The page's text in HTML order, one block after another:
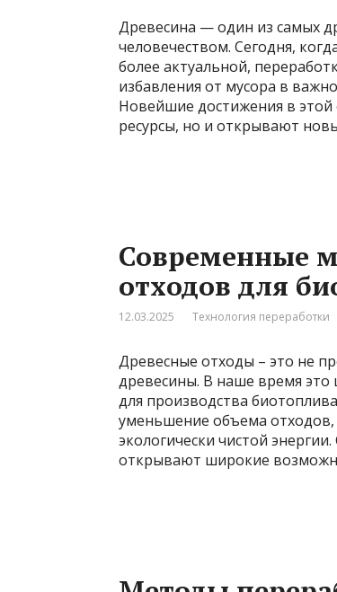
Древесина — один из самых
человечеством. Сегодня,
более актуальной,
избавления от мусора в
Новейшие достижения в этой
ресурсы, но и открывают
Современные
отходов для
12.03.2025 Технология переработки
Древесные отходы – это не
древесины. В наше время
для производства
уменьшение объема отходов,
экологически чистой
открывают широкие